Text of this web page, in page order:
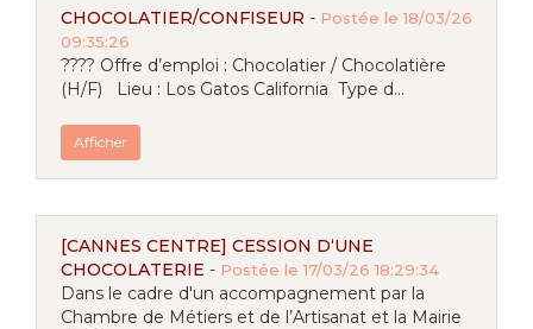
CHOCOLATIER/CONFISEUR - Postée le 18/03/26
09:35:26
???? Offre d’emploi : Chocolatier / Chocolatière
(H/F) Lieu : Los Gatos California Type d...
Afficher
[CANNES CENTRE] CESSION D‘UNE
CHOCOLATERIE - Postée le 17/03/26 18:29:34
Dans le cadre d'un accompagnement par la
Chambre de Métiers et de l’Artisanat et la Mairie